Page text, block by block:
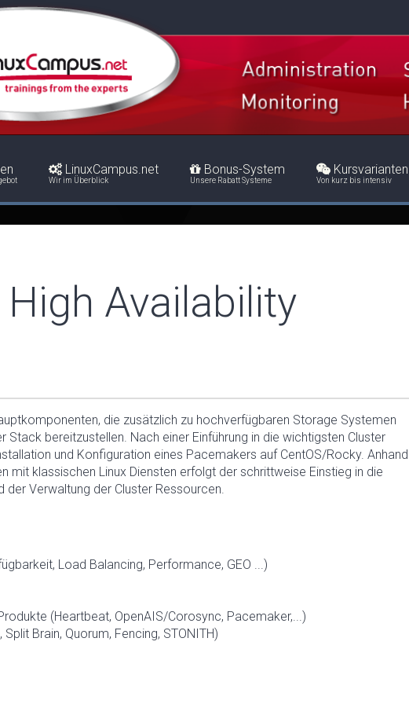
LinuxCampus.net
Wir im Überblick
Bonus-System
Unsere Rabatt Systeme
Kursvarianten
Von kurz bis intensiv
Availability
die zusätzlich zu hochverfügbaren Storage Systemen
Stack bereitzustellen. Nach einer Einführung in die wichtigsten Cluster
und Konfiguration eines Pacemakers auf CentOS/Rocky. Anhand
mit klassischen Linux Diensten erfolgt der schrittweise Einstieg in die
Verwaltung der Cluster Ressourcen.
Load Balancing, Performance, GEO ...)
(Heartbeat, OpenAIS/Corosync, Pacemaker,...)
Brain, Quorum, Fencing, STONITH)